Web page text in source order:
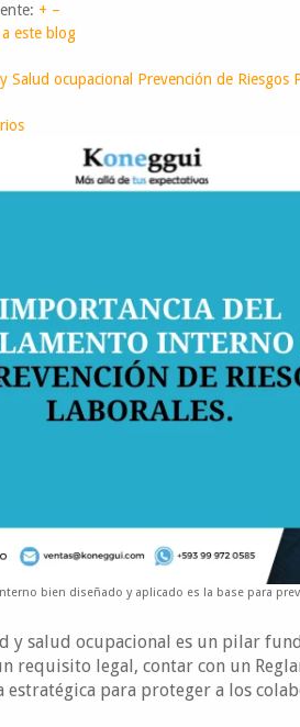
+ –
este blog
Salud ocupacional Prevención de Riesgos
bien diseñado y aplicado es la base para
y salud ocupacional es un pilar
requisito legal, contar con un
estratégica para proteger a los